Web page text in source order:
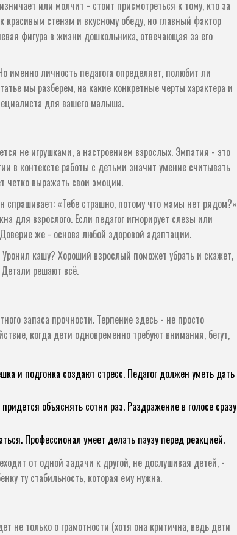
или молчит - стоит присмотреться к тому, кто за
стенам и вкусному обеду, но главный фактор
фигура в жизни дошкольника, отвечающая за его
личность педагога определяет, полюбит ли
мы разберем, на какие конкретные черты характера и
для вашего малыша.
не игрушками, а настроением взрослых. Эмпатия - это
в контексте работы с детьми значит умение считывать
четко выражать свои эмоции.
«Тебе страшно, потому что мамы нет рядом?»
для взрослого. Если педагог игнорирует слезы или
же - основа любой здоровой адаптации.
кашу? Хороший взрослый поможет убрать и скажет,
решают всё.
запаса прочности. Терпение здесь - не просто
когда дети одновременно требуют внимания, бегут,
и подгонка создают стресс. Педагог должен уметь дать
объяснять сотни раз. Раздражение в голосе сразу
Профессионал умеет делать паузу перед реакцией.
от одной задачи к другой, не дослушивая детей, -
ту стабильность, которая ему нужна.
не только о грамотности (хотя она критична, ведь дети